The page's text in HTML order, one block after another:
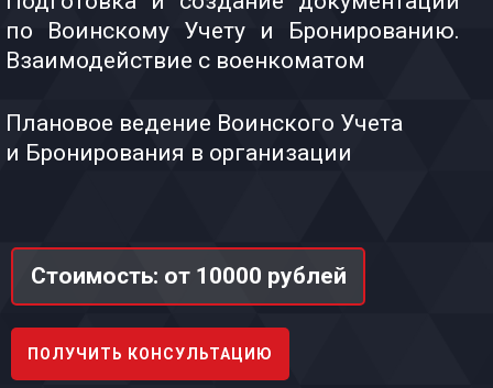
по Воинскому Учету и Бронированию.
Взаимодействие с военкоматом
Плановое ведение Воинского Учета
и Бронирования в организации
Стоимость: от 10000 рублей
ПОЛУЧИТЬ КОНСУЛЬТАЦИЮ